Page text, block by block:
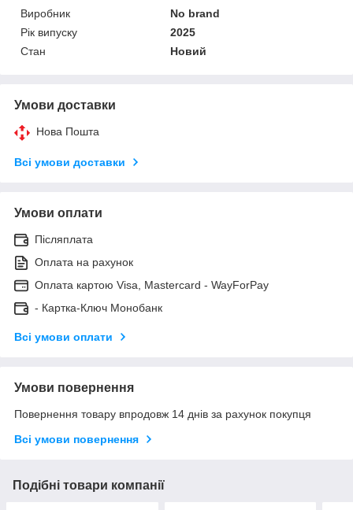
Виробник
No brand
Рік випуску
2025
Стан
Новий
Умови доставки
Нова Пошта
Всі умови доставки
Умови оплати
Післяплата
Оплата на рахунок
Оплата картою Visa, Mastercard - WayForPay
- Картка-Ключ Монобанк
Всі умови оплати
Умови повернення
Повернення товару впродовж 14 днів за рахунок покупця
Всі умови повернення
Подібні товари компанії